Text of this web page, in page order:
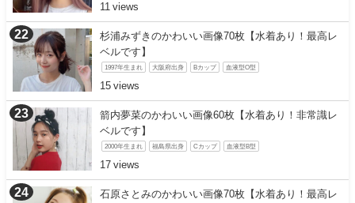
11
杉浦みずきのかわいい画像70枚【水着あり！最高レ
ベルです】
1997年生まれ 大阪府出身 Bカップ 血液型O型
15
箭内夢菜のかわいい画像60枚【水着あり！非常識レ
ベルです】
2000年生まれ 福島県出身 Cカップ 血液型B型
17
石原さとみのかわいい画像70枚【水着あり！最高レ